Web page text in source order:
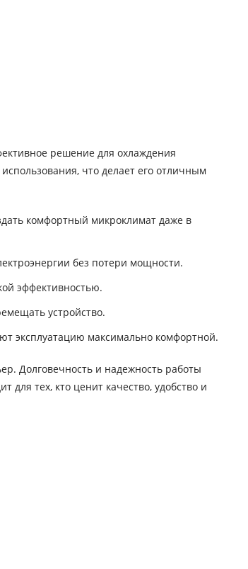
решение для охлаждения
что делает его отличным
комфортный микроклимат даже в
без потери мощности.
эффективностью.
устройство.
эксплуатацию максимально комфортной.
Долговечность и надежность работы
для тех, кто ценит качество, удобство и